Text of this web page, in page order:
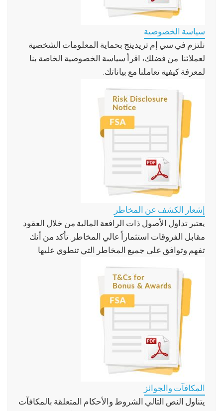
سياسة الخصوصية
نلتزم في سي إم تريدينج بحماية المعلومات الشخصية
لعملائنا. من فضلك، اقرأ سياسة الخصوصية الخاصة بنا
لمعرفة كيفية تعاملنا مع بياناتك.
إشعار الكشف عن المخاطر
يعتبر تداول الأصول ذات الرافعة المالية من خلال العقود
مقابل الفروقات استثماراً عالي المخاطر. تأكد من أنك
تفهم وتوافق على جميع المخاطر التي تنطوي عليها.
المكافآت والجوائز
يتناول النص التالي الشروط والأحكام المتعلقة بالمكافآت